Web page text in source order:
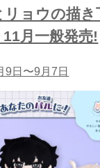
ョウの描き
11月一般発売!
9日〜9月7日